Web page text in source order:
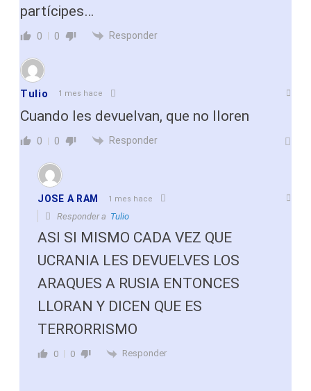
partícipes…
0 0 Responder
Tulio 1 mes hace
Cuando les devuelvan, que no lloren
0 0 Responder
JOSE A RAM 1 mes hace
Responder a Tulio
ASI SI MISMO CADA VEZ QUE
UCRANIA LES DEVUELVES LOS
ARAQUES A RUSIA ENTONCES
LLORAN Y DICEN QUE ES
TERRORRISMO
0 0 Responder